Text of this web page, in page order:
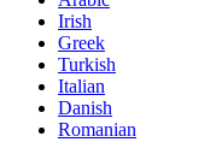
Irish
Greek
Turkish
Italian
Danish
Romanian